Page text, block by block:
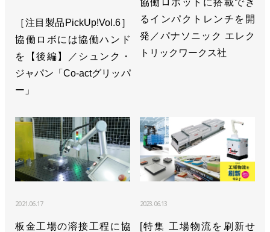
［注目製品PickUp!Vol.6］
協働ロボには協働ハンド
を【後編】／シュンク・
ジャパン「Co-actグリッパ
ー」
協働ロボットに搭載でき
るインパクトレンチを開
発／パナソニック エレク
トリックワークス社
2021.06.17
板金工場の溶接工程に協
2023.06.13
[特集 工場物流を刷新せ